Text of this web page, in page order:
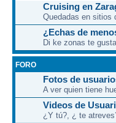
Cruising en
Quedadas en sitios
¿Echas de
Di ke zonas te
FORO
Fotos de
A ver quien tiene
Videos de
¿Y tú?, ¿ te